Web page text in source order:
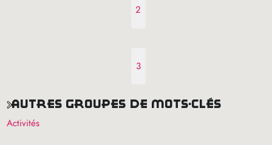
2
3
autres groupes de mots-clés
Activités